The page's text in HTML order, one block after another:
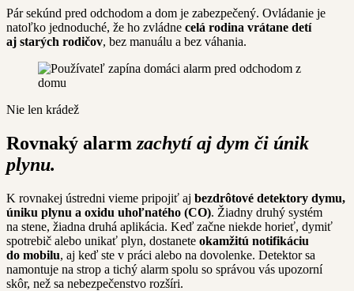
Pár sekúnd pred odchodom a dom je zabezpečený. Ovládanie je
natoľko jednoduché, že ho zvládne celá rodina vrátane detí
aj starých rodičov, bez manuálu a bez váhania.
Nie len krádež
Rovnaký alarm zachytí aj dym či únik
plynu.
K rovnakej ústredni vieme pripojiť aj bezdrôtové detektory dymu,
úniku plynu a oxidu uhoľnatého (CO). Žiadny druhý systém
na stene, žiadna druhá aplikácia. Keď začne niekde horieť, dymiť
spotrebič alebo unikať plyn, dostanete okamžitú notifikáciu
do mobilu, aj keď ste v práci alebo na dovolenke. Detektor sa
namontuje na strop a tichý alarm spolu so správou vás upozorní
skôr, než sa nebezpečenstvo rozšíri.